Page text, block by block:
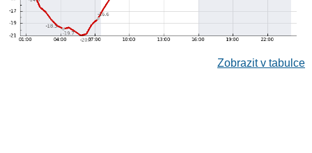
Zobrazit v tabulce